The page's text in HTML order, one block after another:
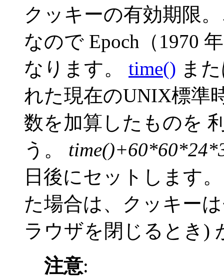
クッキーの有効期限
なので Epoch（1970
なります。 time() ま
れた現在のUNIX標準
数を加算したものを
う。
日後にセットします
た場合は、クッキー
ラウザを閉じるとき)
注意: